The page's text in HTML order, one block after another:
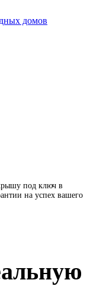
под ключ в
на успех вашего